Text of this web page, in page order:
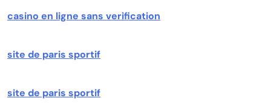
casino en ligne sans verification
site de paris sportif
site de paris sportif